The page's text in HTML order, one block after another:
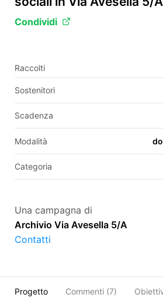
Condividi
Raccolti
Sostenitori
Scadenza
Modalità
Categoria
Una campagna di
Archivio Via Avesella 5/A
Contatti
Progetto Commenti (7)